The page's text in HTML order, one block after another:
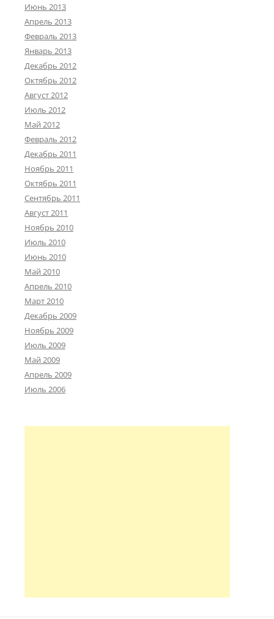
Июнь 2013
Апрель 2013
Февраль 2013
Январь 2013
Декабрь 2012
Октябрь 2012
Август 2012
Июль 2012
Май 2012
Февраль 2012
Декабрь 2011
Ноябрь 2011
Октябрь 2011
Сентябрь 2011
Август 2011
Ноябрь 2010
Июль 2010
Июнь 2010
Май 2010
Апрель 2010
Март 2010
Декабрь 2009
Ноябрь 2009
Июль 2009
Май 2009
Апрель 2009
Июль 2006